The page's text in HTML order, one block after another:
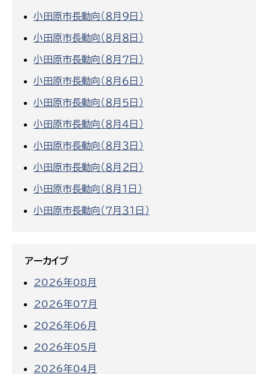
小田原市長動向（８月９日）
小田原市長動向（８月８日）
小田原市長動向（８月７日）
小田原市長動向（８月６日）
小田原市長動向（８月５日）
小田原市長動向（８月４日）
小田原市長動向（８月３日）
小田原市長動向（８月２日）
小田原市長動向（８月１日）
小田原市長動向（７月３１日）
アーカイブ
2026年08月
2026年07月
2026年06月
2026年05月
2026年04月